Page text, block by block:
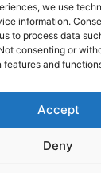
we use
information.
to process data
consenting or
and
Accept
Deny